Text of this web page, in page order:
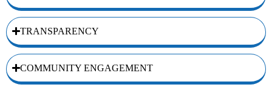
TRANSPARENCY
COMMUNITY ENGAGEMENT